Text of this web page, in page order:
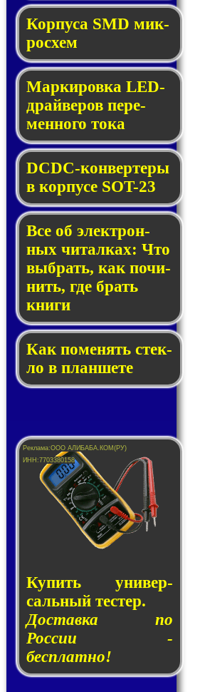
Корпуса SMD мик­
ро­схем
Маркировка LED-
драй­ве­ров пе­ре­
мен­но­го то­ка
DCDC-кон­вер­те­ры
в кор­пу­се SOT-23
Все об элек­трон­
ных чи­тал­ках: Что
выб­рать, как по­чи­
нить, где брать
кни­ги
Как по­ме­нять стек­
ло в планшете
Купить уни­вер­
саль­ный тес­тер.
Доставка по
России -
бесплатно!